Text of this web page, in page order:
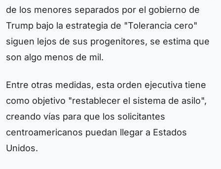
de los menores separados por el gobierno de
Trump bajo la estrategia de "Tolerancia cero"
siguen lejos de sus progenitores, se estima que
son algo menos de mil.
Entre otras medidas, esta orden ejecutiva tiene
como objetivo "restablecer el sistema de asilo",
creando vías para que los solicitantes
centroamericanos puedan llegar a Estados
Unidos.